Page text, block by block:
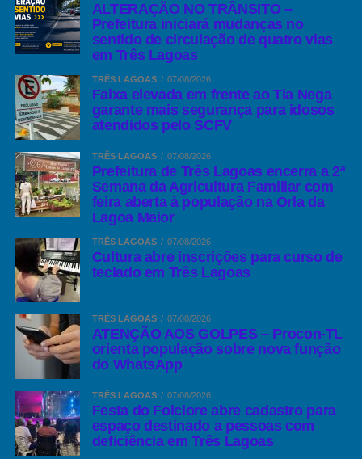
ALTERAÇÃO NO TRÂNSITO –
Prefeitura iniciará mudanças no
sentido de circulação de quatro vias
em Três Lagoas
TRÊS LAGOAS 07/08/2026
Faixa elevada em frente ao Tia Nega
garante mais segurança para idosos
atendidos pelo SCFV
TRÊS LAGOAS 07/08/2026
Prefeitura de Três Lagoas encerra a 2ª
Semana da Agricultura Familiar com
feira aberta à população na Orla da
Lagoa Maior
TRÊS LAGOAS 07/08/2026
Cultura abre inscrições para curso de
teclado em Três Lagoas
TRÊS LAGOAS 07/08/2026
ATENÇÃO AOS GOLPES – Procon-TL
orienta população sobre nova função
do WhatsApp
TRÊS LAGOAS 07/08/2026
Festa do Folclore abre cadastro para
espaço destinado a pessoas com
deficiência em Três Lagoas